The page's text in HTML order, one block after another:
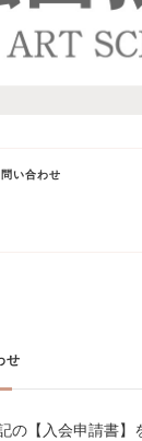
い合わせ
せ
の【入会申請書】